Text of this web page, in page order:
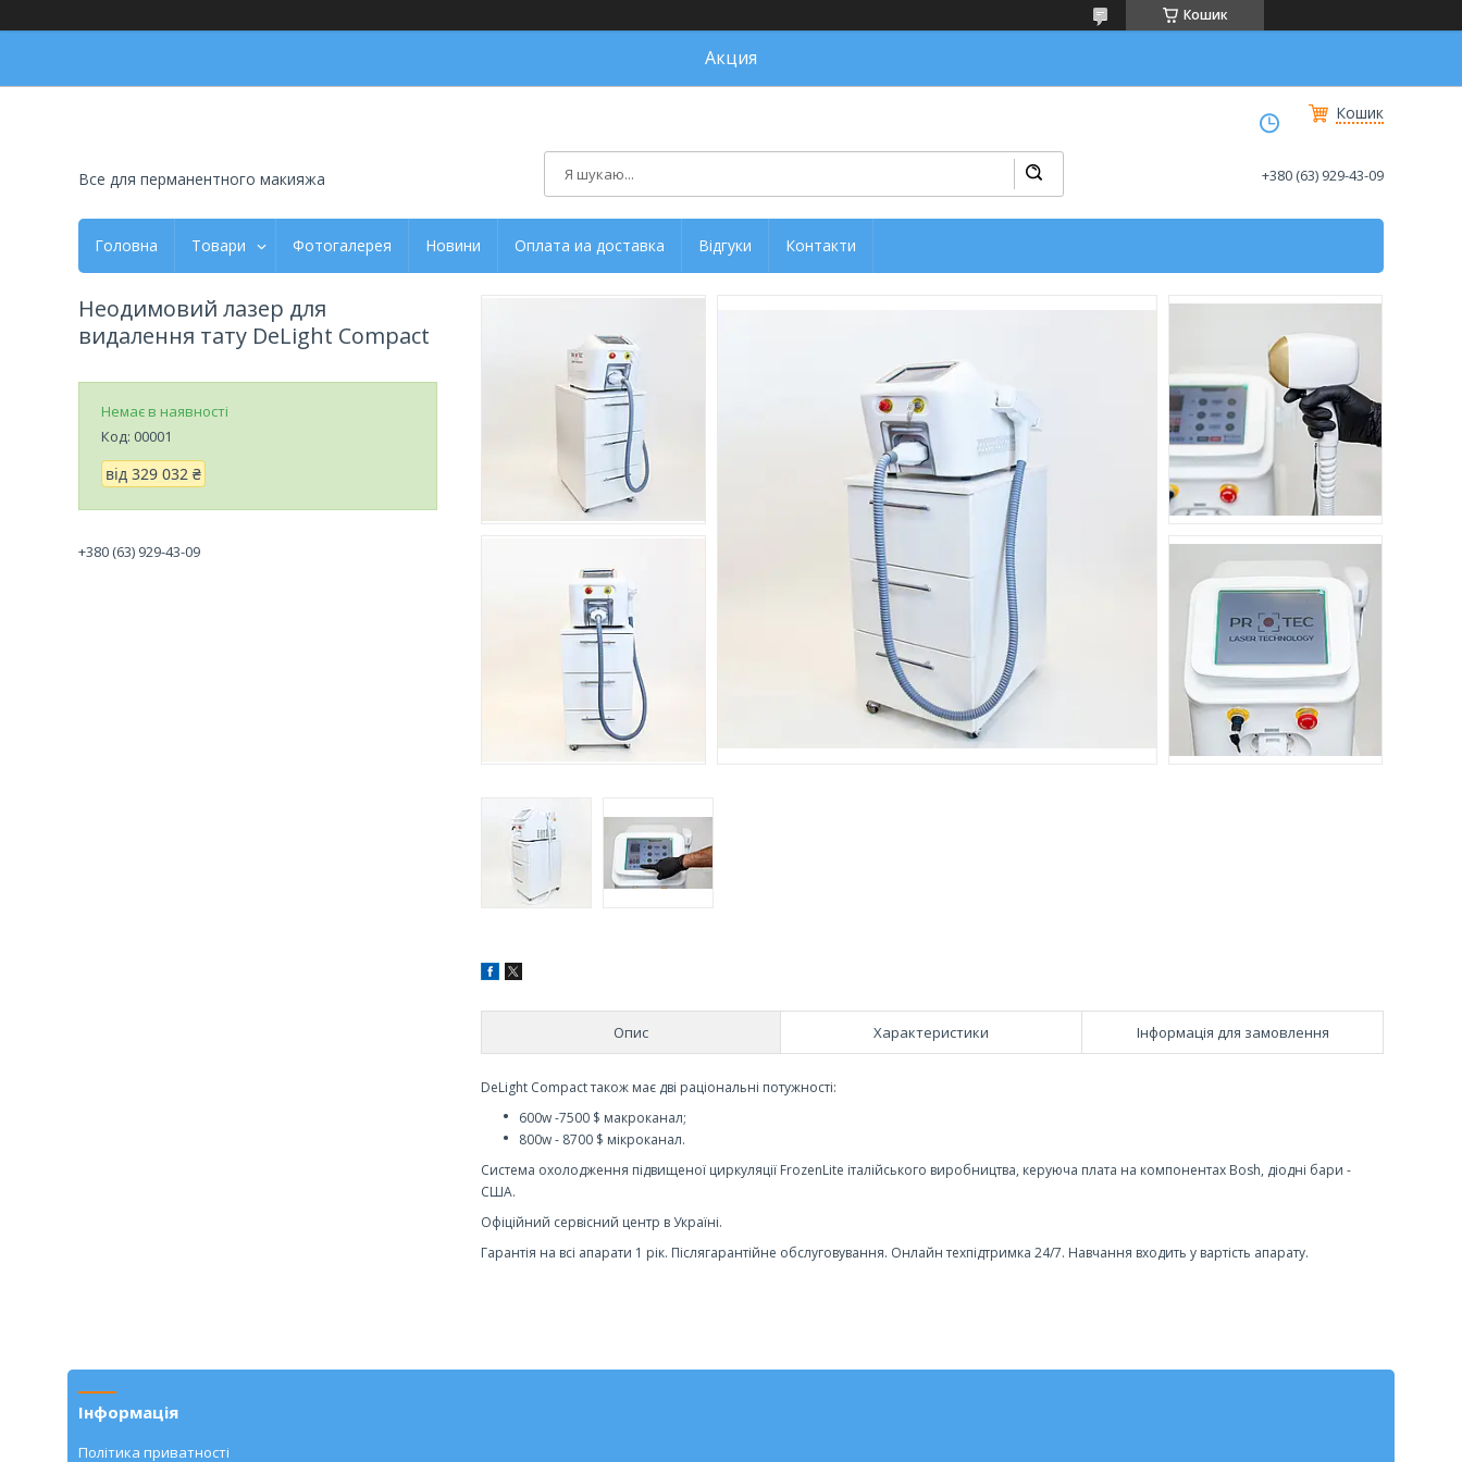
Кошик
Акция
Кошик
Все для перманентного макияжа +380 (63) 929-43-09
Головна Товари Фотогалерея Новини Оплата иа доставка Відгуки Контакти
Опис Характеристики Інформація для замовлення
DeLight Compact також має дві раціональні потужності:
600w -7500 $ макроканал;
800w - 8700 $ мікроканал.
Система охолодження підвищеної циркуляції FrozenLite італійського виробництва, керуюча плата на компонентах Bosh, діодні бари -
США.
Офіційний сервісний центр в Україні.
Гарантія на всі апарати 1 рік. Післягарантійне обслуговування. Онлайн техпідтримка 24/7. Навчання входить у вартість апарату.
Неодимовий лазер для
видалення тату DeLight Compact
Немає в наявності
Код: 00001
від 329 032 ₴
+380 (63) 929-43-09
Інформація
Політика приватності